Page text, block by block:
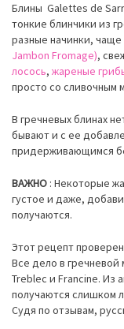
Блины Galettes de S
тонкие блинчики из
разные начинки, чаще
Jambon Fromage),
лосось, жареные
просто со сливочным
В гречневых блинах
бывают и с ее
придерживающимся
ВАЖНО : Некоторые
густое и даже,
получаются.
Этот рецепт
Все дело в
Treblec и Francine. Из
получаются слишком
Судя по отзывам,